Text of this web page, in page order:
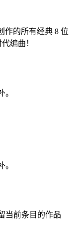
作的所有经典 8 位
编曲！
。
。
当前条目的作品